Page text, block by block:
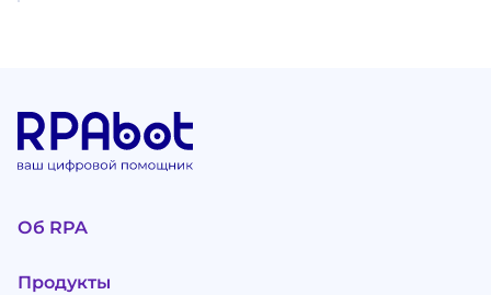
Об RPA
Продукты